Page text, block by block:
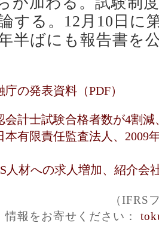
する。12月10日に
半ばにも報告書を
庁の発表資料（PDF）
会計士試験合格者数が4割
本有限責任監査法人、2009
人材への求人増加、紹介会
（IFRS
情報をお寄せください：